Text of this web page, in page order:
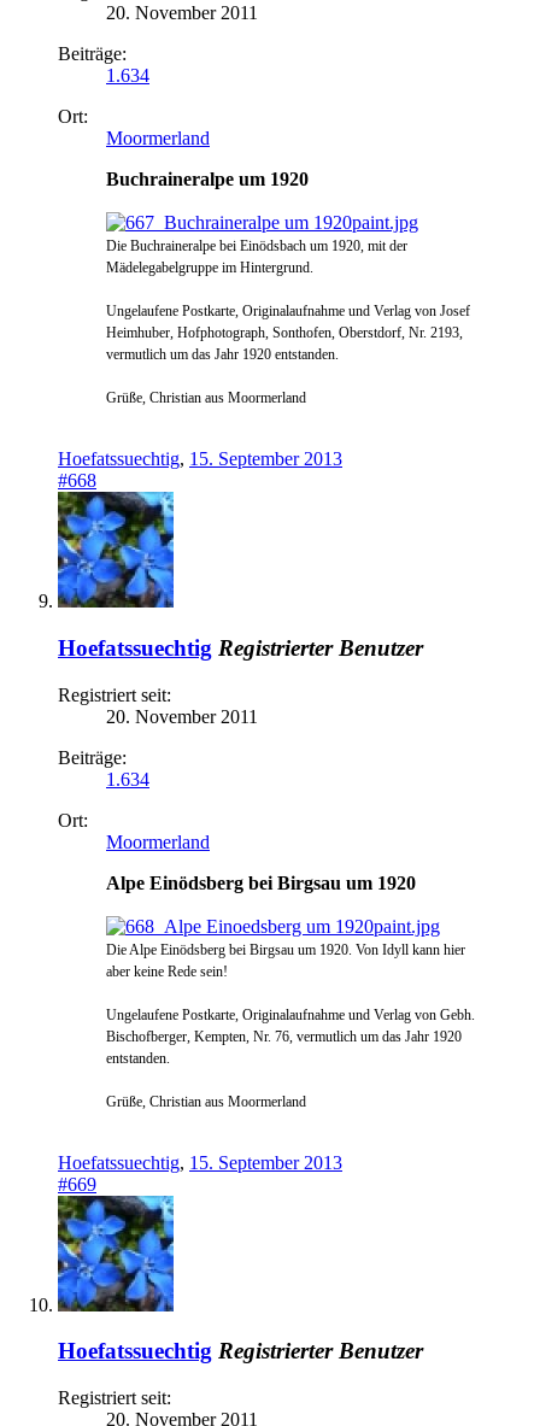
20. November 2011
Beiträge:
1.634
Ort:
Moormerland
Buchraineralpe um 1920
Die Buchraineralpe bei Einödsbach um 1920, mit der
Mädelegabelgruppe im Hintergrund.
Ungelaufene Postkarte, Originalaufnahme und Verlag von Josef
Heimhuber, Hofphotograph, Sonthofen, Oberstdorf, Nr. 2193,
vermutlich um das Jahr 1920 entstanden.
Grüße, Christian aus Moormerland
Hoefatssuechtig, 15. September 2013
#668
Hoefatssuechtig Registrierter Benutzer
Registriert seit:
20. November 2011
Beiträge:
1.634
Ort:
Moormerland
Alpe Einödsberg bei Birgsau um 1920
Die Alpe Einödsberg bei Birgsau um 1920. Von Idyll kann hier
aber keine Rede sein!
Ungelaufene Postkarte, Originalaufnahme und Verlag von Gebh.
Bischofberger, Kempten, Nr. 76, vermutlich um das Jahr 1920
entstanden.
Grüße, Christian aus Moormerland
Hoefatssuechtig, 15. September 2013
#669
Hoefatssuechtig Registrierter Benutzer
Registriert seit:
20. November 2011